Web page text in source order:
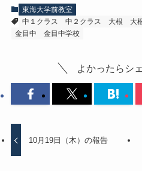
東海大学前教室
中１クラス
中２クラス 大根 大
金目中
金目中学校
よかったらシ
10月19日（木）の報告